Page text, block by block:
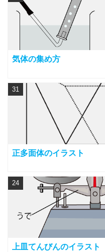
気体の集め方
正多面体のイラスト
31
上皿てんびんのイラスト
24